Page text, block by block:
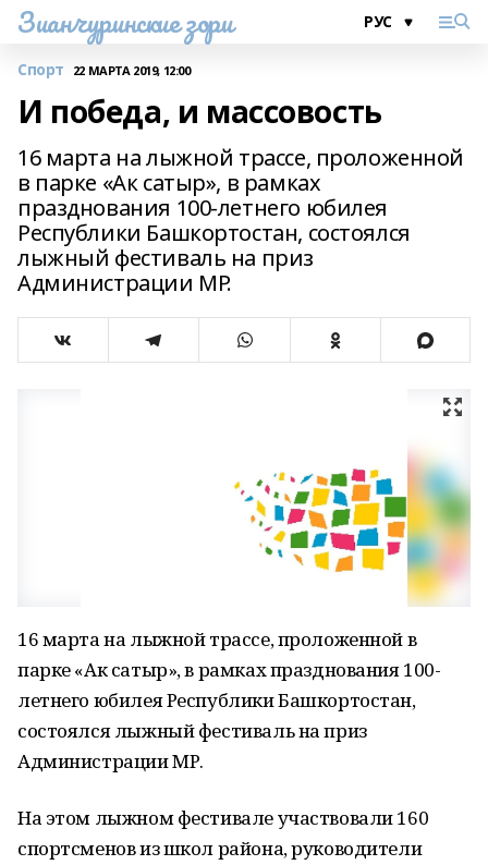
Зианчуринские зори
Спорт 22 МАРТА 2019, 12:00
И победа, и массовость
16 марта на лыжной трассе, проложенной
в парке «Ак сатыр», в рамках
празднования 100-летнего юбилея
Республики Башкортостан, состоялся
лыжный фестиваль на приз
Администрации МР.
16 марта на лыжной трассе, проложенной в
парке «Ак сатыр», в рамках празднования 100-
летнего юбилея Республики Башкортостан,
состоялся лыжный фестиваль на приз
Администрации МР.
На этом лыжном фестивале участвовали 160
спортсменов из школ района, руководители